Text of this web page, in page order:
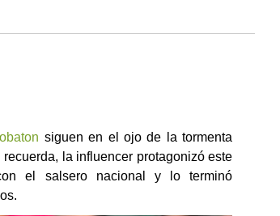
siguen en el ojo de la tormenta
la influencer protagonizó este
el salsero nacional y lo terminó